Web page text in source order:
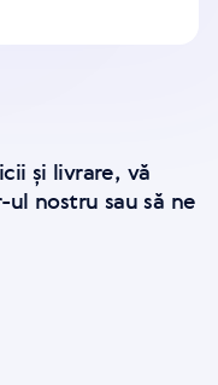
și livrare, vă
nostru sau să ne